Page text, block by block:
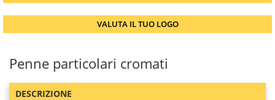
VALUTA IL TUO LOGO
Penne particolari cromati
DESCRIZIONE